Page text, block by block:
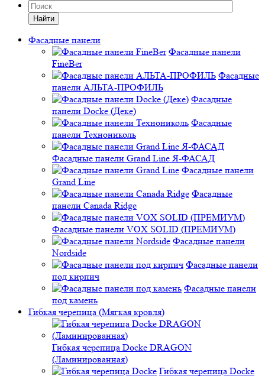
Найти
Фасадные панели
Фасадные панели
FineBer
Фасадные
панели АЛЬТА-ПРОФИЛЬ
Фасадные
панели Docke (Деке)
Фасадные
панели Технониколь
Фасадные панели Grand Line Я-ФАСАД
Фасадные панели
Grand Line
Фасадные
панели Canada Ridge
Фасадные панели VOX SOLID (ПРЕМИУМ)
Фасадные панели
Nordside
Фасадные панели
под кирпич
Фасадные панели
под камень
Гибкая черепица (Мягкая кровля)
Гибкая черепица Docke DRAGON
(Ламинированная)
Гибкая черепица Docke